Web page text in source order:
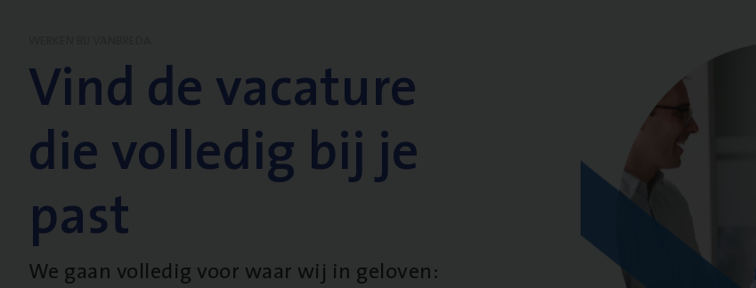
Vind de vacature
die volledig bij je
past
We gaan volledig voor waar wij in geloven: